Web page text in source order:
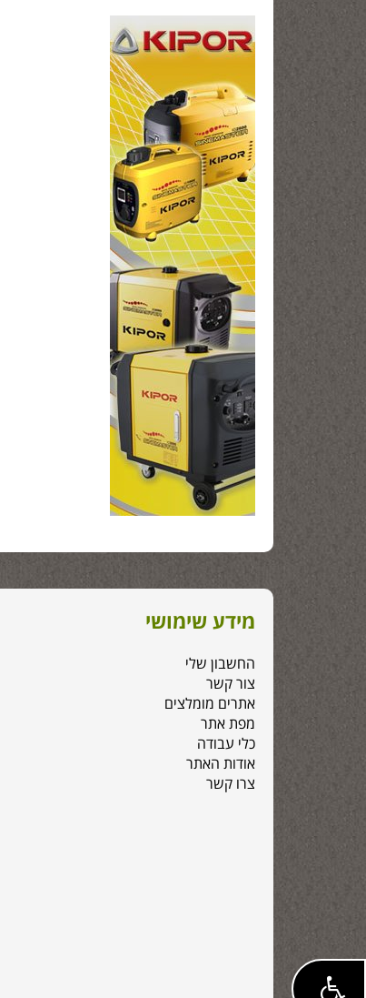
מידע שימושי
החשבון שלי
צור קשר
אתרים מומלצים
מפת אתר
כלי עבודה
אודות האתר
צרו קשר